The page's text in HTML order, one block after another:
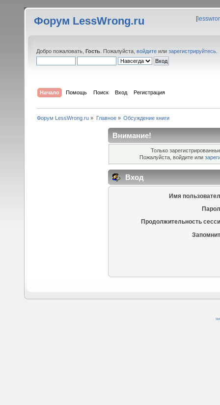
Форум LessWrong.ru [
Добро пожаловать, Гость . Пожалуйста, войдите или зарегистрируйтесь
Начало Помощь Поиск Вход Регистрация
Форум LessWrong.ru » Главное» Обсуждение книги
Внимание!
Только
Пожалуйста, войдите или
Вход
Имя
Продолжительность